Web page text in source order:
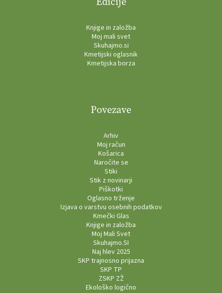
Knjige in založba
Moj mali svet
Skuhajmo.si
Kmetijski oglasnik
Kmetijska borza
Povezave
Arhiv
Moj račun
Košarica
Naročite se
Stiki
Stik z novinarji
Piškotki
Oglasno trženje
Izjava o varstvu osebnih podatkov
Kmečki Glas
Knjige in založba
Moj Mali Svet
Skuhajmo.SI
Naj hlev 2025
SKP trajnosno prijazna
SKP TP
ZSKP ZŽ
Ekološko logično